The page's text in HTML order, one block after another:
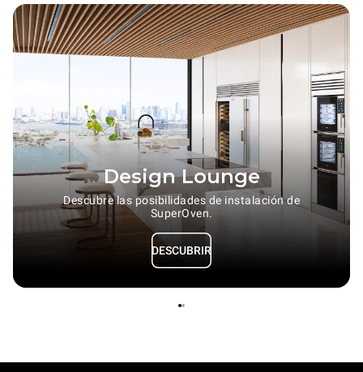
Design Lounge
Descubre las posibilidades de instalación de
SuperOven.
DESCUBRIR